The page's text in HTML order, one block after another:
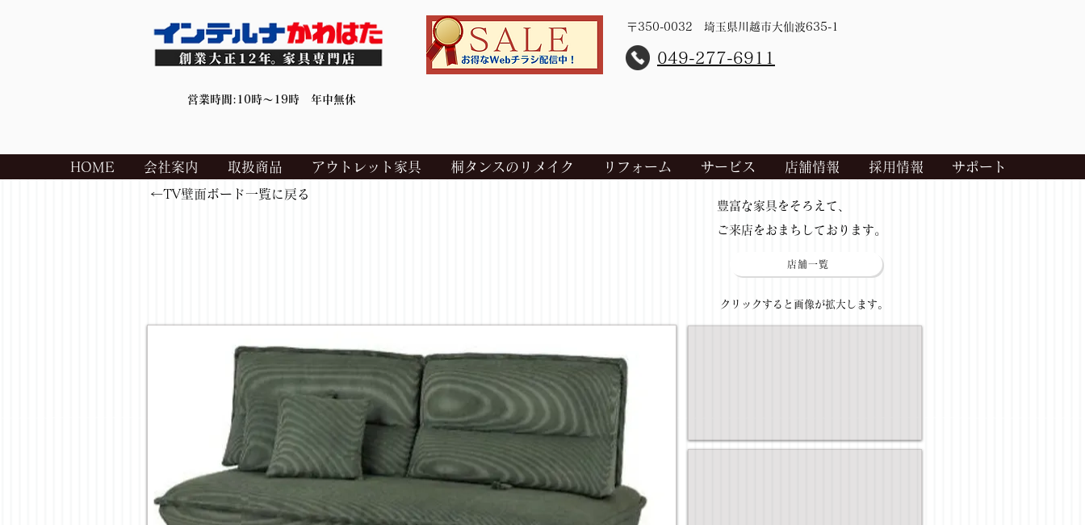
〒350-0032 埼玉県川越市大仙波635-1
​049-277-6911
営業時間:10時～19時 年中無休
HOME 会社案内 取扱商品 アウトレット家具 桐タンスのリメイク リフォーム サービス 店舗情報 採用情報 サポート
←TV壁面ボード一覧に戻る
​豊富な家具をそろえて、
ご来店をおまちしております。
店舗一覧
​クリックすると画像が拡大します。